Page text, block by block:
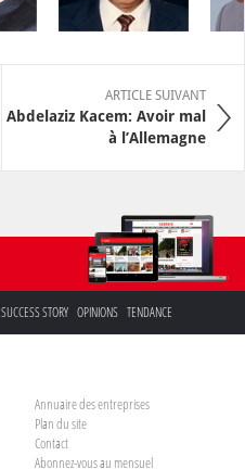
ARTICLE SUIVANT
Abdelaziz Kacem: Avoir mal
à l’Allemagne
SUCCESS STORY OPINIONS TENDANCE
Annuaire des entreprises
Plan du site
Contact
Abonnez-vous au mensuel